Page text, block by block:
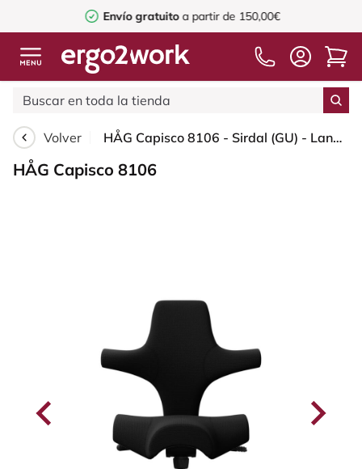
Envío gratuitoa partir de 150,00€
Volver HÅG Capisco 8106 - Sirdal (GU) - Lana - SRD190 Black - Silver - 200 mm (seat height 46-64cm) - Glides
HÅG Capisco 8106